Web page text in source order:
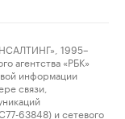
1995–
агентства «РБК»
информации
связи,
63848) и сетевого